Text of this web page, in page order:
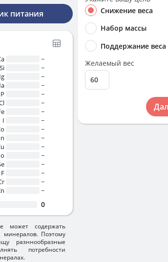
питания
~
Si
~
~
~
P
~
~
~
I
~
~
~
~
~
~
F
~
~
~
0
может содержать
Поэтому
разннообразные
потребности
Снижение веса
Набор массы
Поддержание веса
Желаемый вес